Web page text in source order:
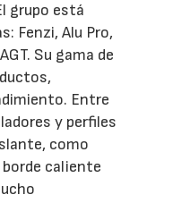
grupo está
Fenzi, Alu Pro,
Su gama de
Entre
y perfiles
como
caliente